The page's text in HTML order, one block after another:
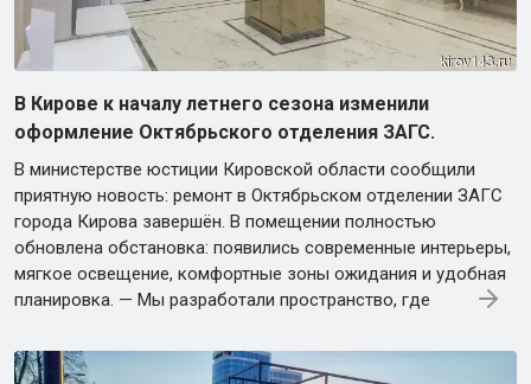
В Кирове к началу летнего сезона изменили
оформление Октябрьского отделения ЗАГС.
В министерстве юстиции Кировской области сообщили
приятную новость: ремонт в Октябрьском отделении ЗАГС
города Кирова завершён. В помещении полностью
обновлена обстановка: появились современные интерьеры,
мягкое освещение, комфортные зоны ожидания и удобная
планировка. — Мы разработали пространство, где